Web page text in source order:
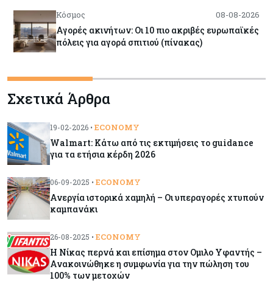
Κόσμος 08-08-2026
Αγορές ακινήτων: Οι 10 πιο ακριβές ευρωπαϊκές
πόλεις για αγορά σπιτιού (πίνακας)
Κόσμος 08-08-2026
Οι πυρκαγιές κατακαίνε την Ευρώπη, αλλά οι
ζημιές δεν είναι ασφαλισμένες
Κόσμος 08-08-2026
Γιατί οι κεντρικές τράπεζες αφήνουν τις αγορές
Κόσμος
Κόσμος
Σχετικά Άρθρα
19-02-2026 • ECONOMY
Walmart: Κάτω από τις εκτιμήσεις το guidance
για τα ετήσια κέρδη 2026
06-09-2025 • ECONOMY
Ανεργία ιστορικά χαμηλή – Oι υπεραγορές χτυπούν
καμπανάκι
26-08-2025 • ECONOMY
H Nίκας περνά και επίσημα στον Ομιλο Υφαντής –
Ανακοινώθηκε η συμφωνία για την πώληση του
100% των μετοχών